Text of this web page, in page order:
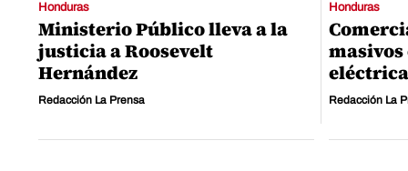
Honduras
Ministerio Público lleva a la
justicia a Roosevelt
Hernández
Redacción La Prensa
Honduras
Redacción La